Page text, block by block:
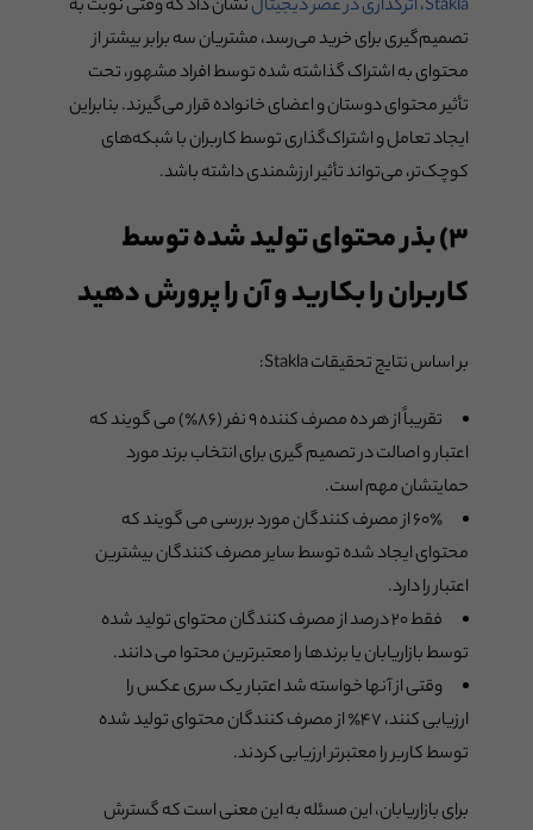
Stakla، اثرگذاری در عصر دیجیتال
نشان داد که وقتی نوبت به
تصمیم‌گیری برای خرید می‌رسد، مشتریان سه برابر بیشتر از
محتوای به اشتراک گذاشته شده توسط افراد مشهور، تحت
تأثیر محتوای دوستان و اعضای خانواده قرار می‌گیرند. بنابراین
ایجاد تعامل و اشتراک‌گذاری توسط کاربران با شبکه‌های
کوچک‌تر، می‌تواند تأثیر ارزشمندی داشته باشد.
۳) بذر محتوای تولید شده توسط
کاربران را بکارید و آن را پرورش دهید
بر اساس نتایج تحقیقات Stakla:
تقریباً از هر ده مصرف کننده ۹ نفر (۸۶٪) می گویند که
اعتبار و اصالت در تصمیم گیری برای انتخاب برند مورد
حمایتشان مهم است.
۶۰٪ از مصرف کنندگان مورد بررسی می گویند که
محتوای ایجاد شده توسط سایر مصرف کنندگان بیشترین
اعتبار را دارد.
فقط ۲۰ درصد از مصرف کنندگان محتوای تولید شده
توسط بازاریابان یا برندها را معتبرترین محتوا می دانند.
وقتی از آنها خواسته شد اعتبار یک سری عکس را
ارزیابی کنند، ۴۷٪ از مصرف کنندگان محتوای تولید شده
توسط کاربر را معتبرتر ارزیابی کردند.
برای بازاریابان، این مسئله به این معنی است که گسترش